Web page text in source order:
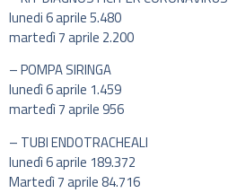
lunedi 6 aprile 5.480
martedì 7 aprile 2.200
– POMPA SIRINGA
lunedì 6 aprile 1.459
martedì 7 aprile 956
– TUBI ENDOTRACHEALI
lunedì 6 aprile 189.372
Martedì 7 aprile 84.716